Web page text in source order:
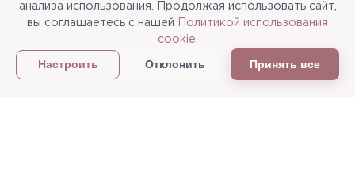
анализа использования. Продолжая использовать сайт,
вы соглашаетесь с нашей
Политикой использования
cookie
Настроить Отклонить Принять все
3d-тур
Сотрудничество Доставка и упаковка
Политика конфиденциальности